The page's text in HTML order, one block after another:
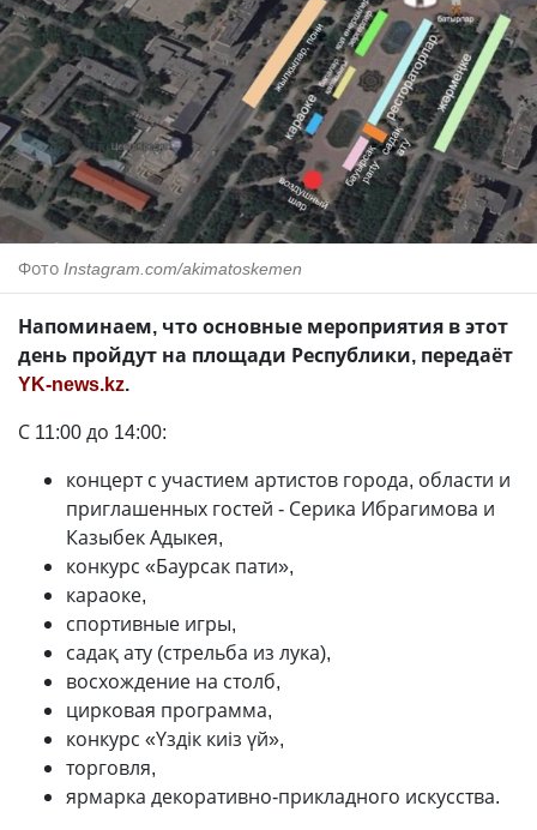
Фото Instagram.com/akimatoskemen
Напоминаем, что основные мероприятия в этот
день пройдут на площади Республики, передаёт
YK-news.kz.
С 11:00 до 14:00:
концерт с участием артистов города, области и
приглашенных гостей - Серика Ибрагимова и
Казыбек Адыкея,
конкурс «Баурсак пати»,
караоке,
спортивные игры,
садақ ату (стрельба из лука),
восхождение на столб,
цирковая программа,
конкурс «Үздік киіз үй»,
торговля,
ярмарка декоративно-прикладного искусства.